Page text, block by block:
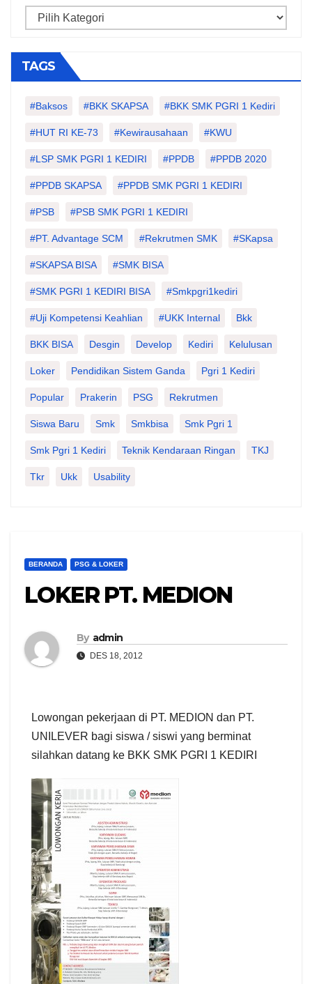
Categories
TAGS
#Baksos #BKK SKAPSA #BKK SMK PGRI 1 Kediri
#HUT RI KE-73 #kewirausahaan #KWU
#LSP SMK PGRI 1 KEDIRI #PPDB #PPDB 2020
#PPDB SKAPSA #PPDB SMK PGRI 1 KEDIRI
#PSB #PSB SMK PGRI 1 KEDIRI
#PT. Advantage SCM #Rekrutmen SMK #SKapsa
#SKAPSA BISA #SMK BISA
#SMK PGRI 1 KEDIRI BISA #smkpgri1kediri
#Uji Kompetensi Keahlian #UKK Internal Bkk
BKK BISA Desgin Develop Kediri Kelulusan
Loker Pendidikan Sistem Ganda Pgri 1 Kediri
Popular Prakerin PSG Rekrutmen
Siswa Baru Smk Smkbisa Smk Pgri 1
Smk Pgri 1 Kediri Teknik Kendaraan Ringan TKJ
Tkr Ukk Usability
BERANDA PSG & LOKER
LOKER PT. MEDION
By admin
DES 18, 2012
Lowongan pekerjaan di PT. MEDION dan PT.
UNILEVER bagi siswa / siswi yang berminat
silahkan datang ke BKK SMK PGRI 1 KEDIRI